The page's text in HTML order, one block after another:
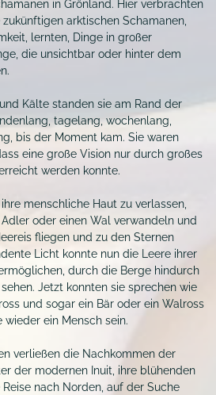
in Grönland. Hier verbrachten
zukünftigen arktischen Schamanen,
lernten, Dinge in großer
die unsichtbar oder hinter dem
Kälte standen sie am Rand der
tagelang, wochenlang,
bis der Moment kam. Sie waren
eine große Vision nur durch großes
werden konnte.
menschliche Haut zu verlassen,
oder einen Wal verwandeln und
fliegen und zu den Sternen
Licht konnte nun die Leere ihrer
durch die Berge hindurch
Jetzt konnten sie sprechen wie
und sogar ein Bär oder ein Walross
ein Mensch sein.
verließen die Nachkommen der
der modernen Inuit, ihre blühenden
nach Norden, auf der Suche